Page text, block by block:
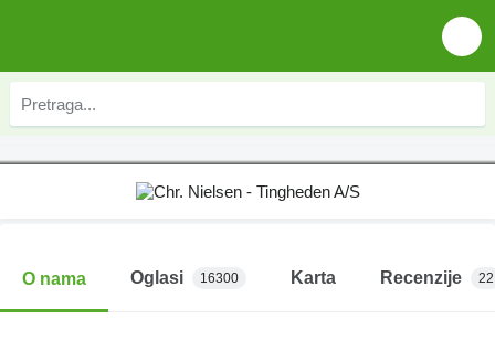
O nama Oglasi 16300 Karta Recenzije 22